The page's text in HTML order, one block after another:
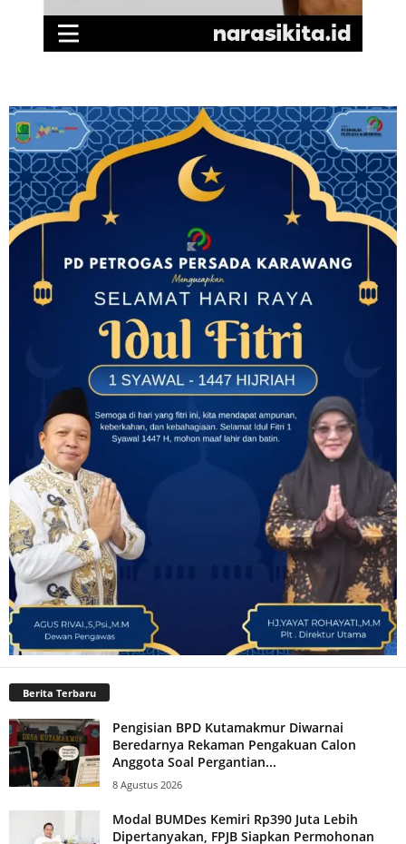
Berita Terbaru
Pengisian BPD Kutamakmur Diwarnai
Beredarnya Rekaman Pengakuan Calon
Anggota Soal Pergantian...
8 Agustus 2026
Modal BUMDes Kemiri Rp390 Juta Lebih
Dipertanyakan, FPJB Siapkan Permohonan